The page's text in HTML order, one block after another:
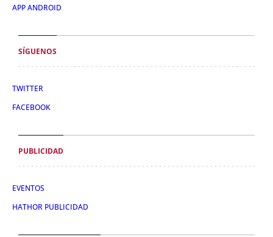
APP ANDROID
SÍGUENOS
TWITTER
FACEBOOK
PUBLICIDAD
EVENTOS
HATHOR PUBLICIDAD